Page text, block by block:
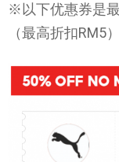
※以下优惠券是
（最高折扣RM5